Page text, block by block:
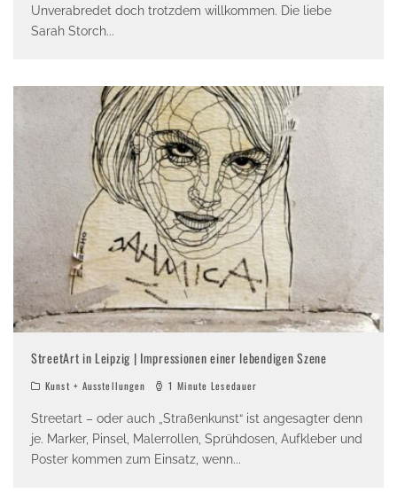
Unverabredet doch trotzdem willkommen. Die liebe
Sarah Storch...
StreetArt in Leipzig | Impressionen einer lebendigen Szene
Kunst + Ausstellungen 1 Minute Lesedauer
Streetart – oder auch „Straßenkunst“ ist angesagter denn
je. Marker, Pinsel, Malerrollen, Sprühdosen, Aufkleber und
Poster kommen zum Einsatz, wenn...